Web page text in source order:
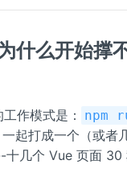
什么开始撑
作模式是：
npm
起打成一个（或者
几个 Vue 页面 30